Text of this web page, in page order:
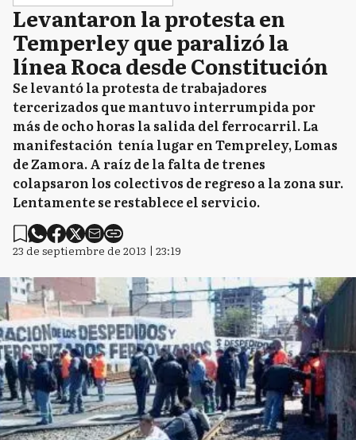
Levantaron la protesta en
Temperley que paralizó la
línea Roca desde Constitución
Se levantó la protesta de trabajadores
tercerizados que mantuvo interrumpida por
más de ocho horas la salida del ferrocarril. La
manifestación tenía lugar en Tempreley, Lomas
de Zamora. A raíz de la falta de trenes
colapsaron los colectivos de regreso a la zona sur.
Lentamente se restablece el servicio.
23 de septiembre de 2013 | 23:19